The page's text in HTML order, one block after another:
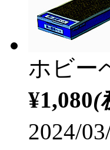
ホビー
¥1,080(
2024/